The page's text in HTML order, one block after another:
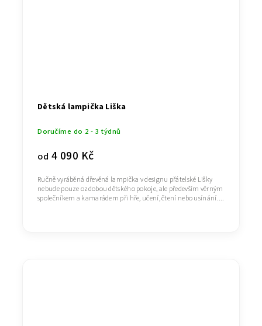
Dětská lampička Liška
Doručíme do 2 - 3 týdnů
od 4 090 Kč
Ručně vyráběná dřevěná lampička v designu přátelské Lišky
nebude pouze ozdobou dětského pokoje, ale především věrným
společníkem a kamarádem při hře, učení, čtení nebo usínání....